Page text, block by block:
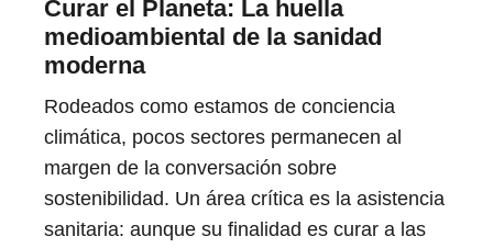
Curar el Planeta: La huella
medioambiental de la sanidad
moderna
Rodeados como estamos de conciencia
climática, pocos sectores permanecen al
margen de la conversación sobre
sostenibilidad. Un área crítica es la asistencia
sanitaria: aunque su finalidad es curar a las